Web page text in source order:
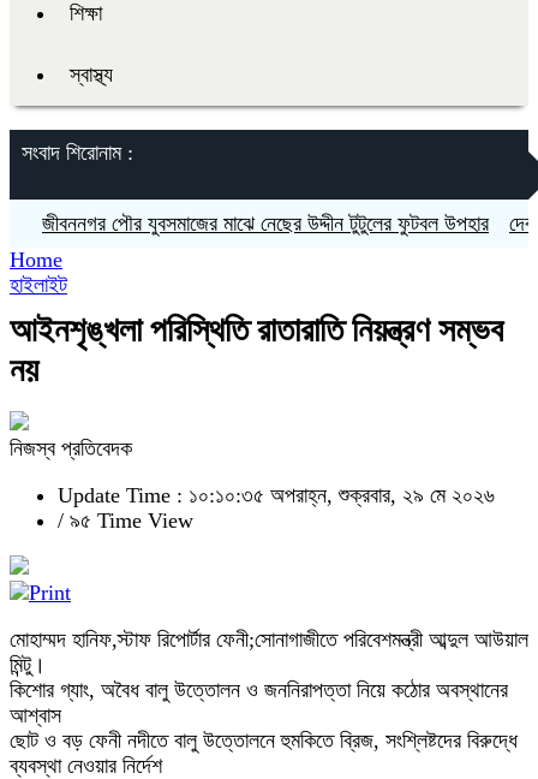
শিক্ষা
স্বাস্থ্য
সংবাদ শিরোনাম :
পৌর যুবসমাজের মাঝে নেছের উদ্দীন টুটুলের ফুটবল উপহার
Home
হাইলাইট
আইনশৃঙ্খলা পরিস্থিতি রাতারাতি নিয়ন্ত্রণ সম্ভব
নয়
নিজস্ব প্রতিবেদক
Update Time : ১০:১০:৩৫ অপরাহ্ন, শুক্রবার, ২৯ মে ২০২৬
/ ৯৫ Time View
মোহাম্মদ হানিফ,স্টাফ রিপোর্টার ফেনী;সোনাগাজীতে পরিবেশমন্ত্রী আব্দুল আউয়াল
মিন্টু।
কিশোর গ্যাং, অবৈধ বালু উত্তোলন ও জননিরাপত্তা নিয়ে কঠোর অবস্থানের
আশ্বাস
ছোট ও বড় ফেনী নদীতে বালু উত্তোলনে হুমকিতে ব্রিজ, সংশ্লিষ্টদের বিরুদ্ধে
ব্যবস্থা নেওয়ার নির্দেশ